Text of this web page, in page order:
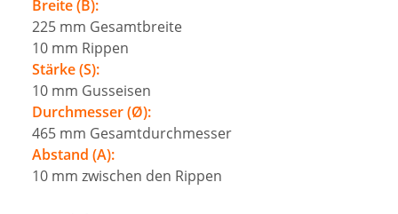
Breite (B):
225 mm Gesamtbreite
10 mm Rippen
Stärke (S):
10 mm Gusseisen
Durchmesser (Ø):
465 mm Gesamtdurchmesser
Abstand (A):
10 mm zwischen den Rippen